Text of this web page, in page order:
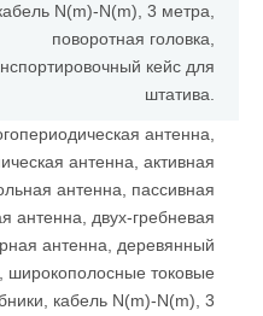
N(m)-N(m), 3 метра,
поворотная головка,
кейс для
штатива.
антенна,
антенна, активная
антенна, пассивная
антенна, двух-гребневая
антенна, деревянный
широкополосные токовые
кабель N(m)-N(m), 3